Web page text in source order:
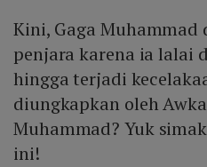
Kini, Gaga
penjara karena ia lalai
hingga terjadi
diungkapkan oleh
Muhammad? Yuk
ini!